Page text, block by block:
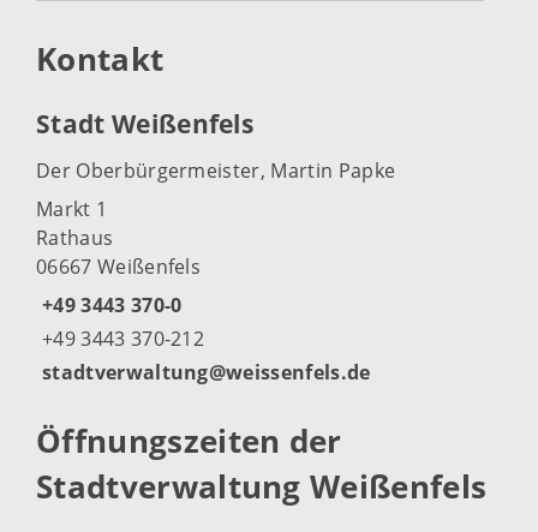
Kontakt
Stadt Weißenfels
Der Oberbürgermeister, Martin Papke
Markt 1
Rathaus
06667 Weißenfels
+49 3443 370-0
+49 3443 370-212
stadtverwaltung@weissenfels.de
Öffnungszeiten der
Stadtverwaltung Weißenfels